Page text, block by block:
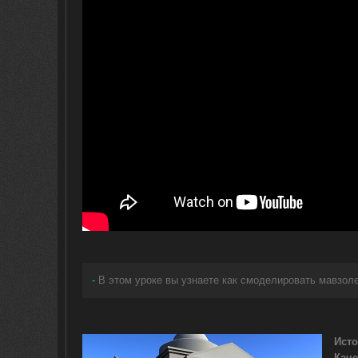
- В этом уроке вы узнаете как смоделировать